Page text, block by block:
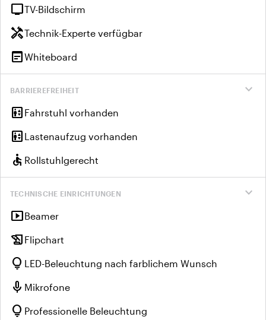
tvTV-Bildschirm
handymanTechnik-Experte verfügbar
wysiwygWhiteboard
expand_more
BARRIEREFREIHEIT
elevator Fahrstuhl vorhanden
elevator Lastenaufzug vorhanden
accessible Rollstuhlgerecht
expand_more
TECHNISCHE EINRICHTUNGEN
smart_displayBeamer
history_edu Flipchart
lightbulb LED-Beleuchtung nach farblichem Wunsch
mic Mikrofone
lightbulb Professionelle Beleuchtung